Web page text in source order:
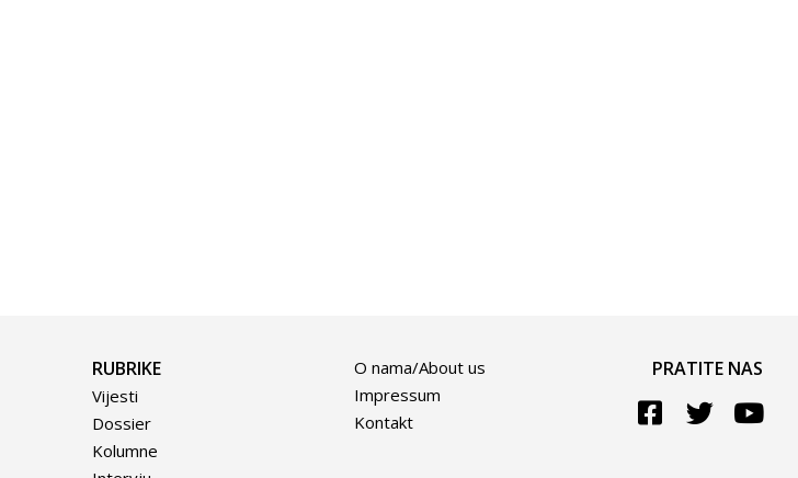
RUBRIKE
Vijesti
Dossier
Kolumne
O nama/About us
Impressum
Kontakt
PRATITE NAS